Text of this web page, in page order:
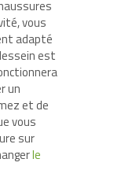
vous
adapté
est
un
et de
vous
sur
le